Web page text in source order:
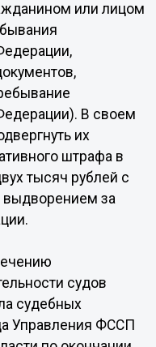
или лицом
В своем
их
штрафа в
тысяч рублей с
за
судов
судебных
Управления ФССП